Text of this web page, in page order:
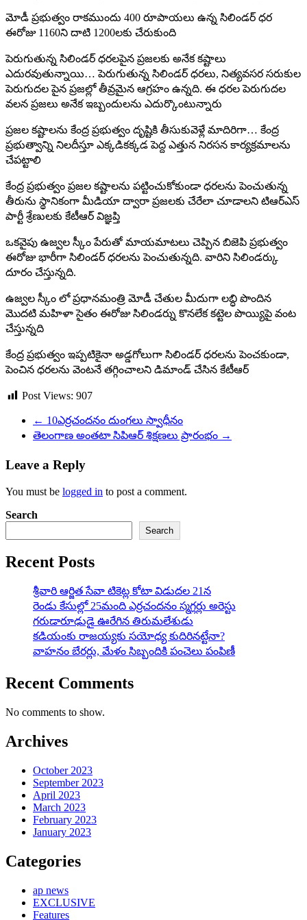
మోడీ ప్రభుత్వం రాకముందు 400 రూపాయలు ఉన్న సిలిండర్ ధర
ఈరోజు 1160ని దాటి 1200లకు చేరుకుంది
పెరుగుతున్న సిలిండర్ ధరలపైన ప్రజలకు అనేక కష్టాలు
ఎదురవుతున్నాయి… పెరుగుతున్న సిలిండర్ ధరలు, నిత్యవసర సరుకుల
పెరుగుదల పైన ప్రజల్లో తీవ్రమైన ఆగ్రహం ఉన్నది. ఈ ధరల పెరుగుదల
వలన ప్రజలు అనేక ఇబ్బందులను ఎదుర్కొంటున్నారు
ప్రజల కష్టాలను కేంద్ర ప్రభుత్వం దృష్టికి తీసుకువెళ్లే మాదిరిగా… కేంద్ర
ప్రభుత్వాన్ని నిలదీస్తూ ఎక్కడికక్కడ పెద్ద ఎత్తున నిరసన కార్యక్రమాలను
చేపట్టాలి
కేంద్ర ప్రభుత్వం ప్రజల కష్టాలను పట్టించుకోకుండా ధరలను పెంచుతున్న
తీరును స్థానికంగా మీడియా ద్వారా ప్రజలకు చేరేలా చూడాలని టిఆర్ఎస్
పార్టీ శ్రేణులకు కేటీఆర్ విజ్ఞప్తి
ఒకవైపు ఉజ్వల స్కీం పేరుతో మాయమాటలు చెప్పిన బిజెపి ప్రభుత్వం
ఈరోజు భారీగా సిలిండర్ ధరలను పెంచుతున్నది. వారిని సిలిండర్కు
దూరం చేస్తున్నది.
ఉజ్వల స్కీం లో ప్రధానమంత్రి మోడీ చేతుల మీదుగా లబ్ధి పొందిన
మొదటి మహిళా సైతం ఈరోజు సిలిండర్ను కొనలేక కట్టెల పొయ్యిపై వంట
చేస్తున్నది
కేంద్ర ప్రభుత్వం ఇప్పటికైనా అడ్డగోలుగా సిలిండర్ ధరలను పెంచకుండా,
పెంచిన ధరలను వెంటనే తగ్గించాలని డిమాండ్ చేసిన కేటీఆర్
Post Views: 907
← 10ఎర్రచందనం దుంగలు స్వాధీనం
తెలంగాణ అంతటా సిపిఆర్ శిక్షణలు ప్రారంభం →
Leave a Reply
You must be logged in to post a comment.
Search
Search
Recent Posts
శ్రీవారి ఆర్జిత సేవా టికెట్ల కోటా విడుదల 21న
రెండు కేసుల్లో 25మంది ఎర్రచందనం స్మగ్లర్లు అరెస్టు
గరుడారూఢుడై ఊరేగిన తిరుమలేశుడు
కడియంకు రాజయ్యకు సయోధ్య కుదిరినట్టేనా?
వాహ‌నం బేర‌ర్లు, మేళం సిబ్బందికి పంచెలు పంపిణీ
Recent Comments
No comments to show.
Archives
October 2023
September 2023
April 2023
March 2023
February 2023
January 2023
Categories
ap news
EXCLUSIVE
Features